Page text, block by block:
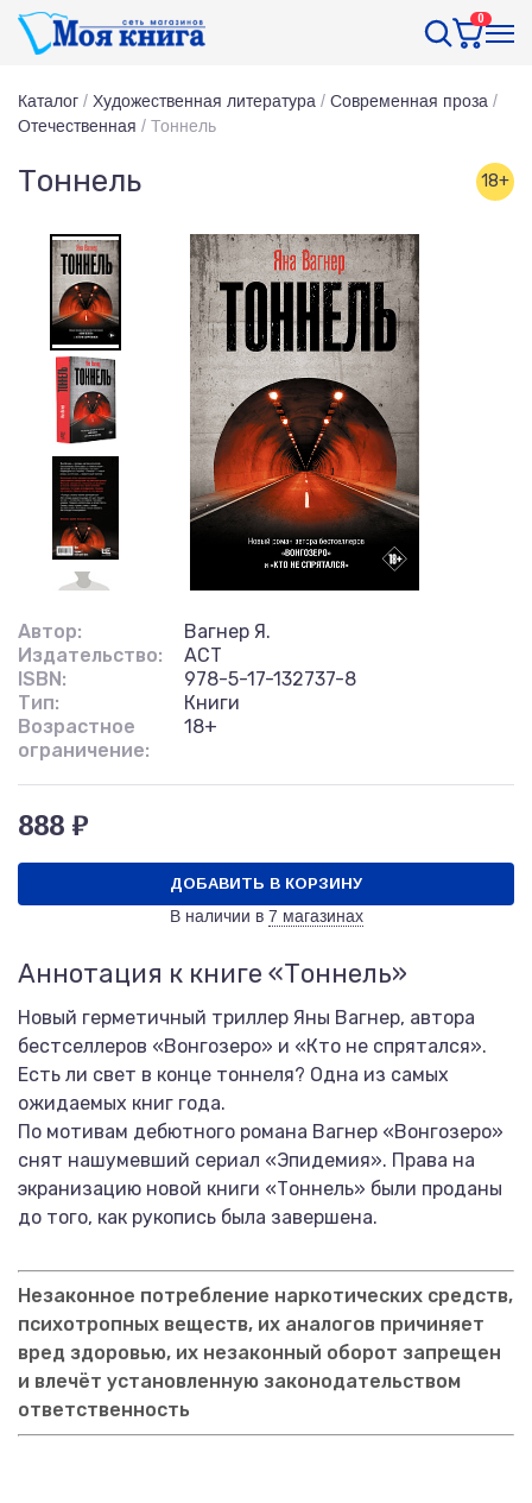
0
Каталог / Художественная литература / Современная проза /
Отечественная / Тоннель
Тоннель 18+
Автор:
Вагнер Я.
Издательство:
АСТ
ISBN:
978-5-17-132737-8
Тип:
Книги
Возрастное
ограничение:
18+
888 ₽
ДОБАВИТЬ В КОРЗИНУ
В наличии в 7 магазинах
Аннотация к книге «Тоннель»
Новый герметичный триллер Яны Вагнер, автора
бестселлеров «Вонгозеро» и «Кто не спрятался».
Есть ли свет в конце тоннеля? Одна из самых
ожидаемых книг года.
По мотивам дебютного романа Вагнер «Вонгозеро»
снят нашумевший сериал «Эпидемия». Права на
экранизацию новой книги «Тоннель» были проданы
до того, как рукопись была завершена.
Незаконное потребление наркотических средств,
психотропных веществ, их аналогов причиняет
вред здоровью, их незаконный оборот запрещен
и влечёт установленную законодательством
ответственность